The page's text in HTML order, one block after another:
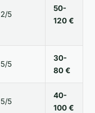
2/5
50-
120 €
5/5
30-
80 €
5/5
40-
100 €